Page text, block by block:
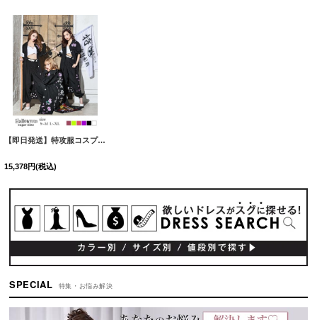
並び順:
【即日発送】特攻服コスプレセット【sugar nineハロウィン4点セット】【S-XLサイズ/6カラー】(7137SB)[HC03]
15,378円(税込)
SPECIAL 特集・お悩み解決